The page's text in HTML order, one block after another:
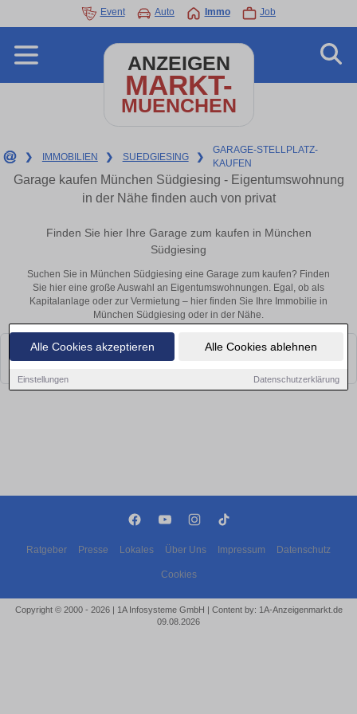
Alle Cookies akzeptieren Alle Cookies ablehnen
Einstellungen Datenschutzerklärung
Event Auto Immo Job
ANZEIGEN
MARKT-
MUENCHEN
❯ IMMOBILIEN ❯ SUEDGIESING ❯
GARAGE-STELLPLATZ-
KAUFEN
Garage kaufen München Südgiesing - Eigentumswohnung
in der Nähe finden auch von privat
Finden Sie hier Ihre Garage zum kaufen in München
Südgiesing
Suchen Sie in München Südgiesing eine Garage zum kaufen? Finden
Sie hier eine große Auswahl an Eigentumswohnungen. Egal, ob als
Kapitalanlage oder zur Vermietung – hier finden Sie Ihre Immobilie in
München Südgiesing oder in der Nähe.
Leider konnten wir derzeit keine passenden Objekte finden. Schauen Sie
Ratgeber Presse Lokales Über Uns Impressum Datenschutz
Cookies
Copyright © 2000 - 2026 | 1A Infosysteme GmbH | Content by: 1A-Anzeigenmarkt.de
09.08.2026